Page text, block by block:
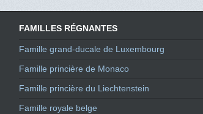
FAMILLES RÉGNANTES
Famille grand-ducale de Luxembourg
Famille princière de Monaco
Famille princière du Liechtenstein
Famille royale belge